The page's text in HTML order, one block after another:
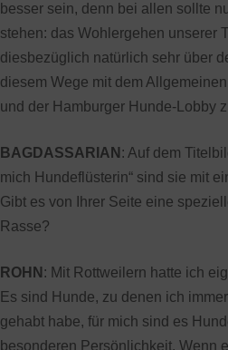
besser sein, denn bei allen sollte
stehen: das Wohlergehen unserer
diesbezüglich natürlich sehr über
diesem Wege mit dem
und der Hamburger Hunde-Lobby
BAGDASSARIAN : Auf dem
mich Hundeflüsterin“ sind sie mit
Gibt es von Ihrer Seite eine
Rasse?
ROHN : Mit Rottweilern hatte ich
Es sind Hunde, zu denen ich
gehabt habe, für mich sind es
besonderen Persönlichkeit. Wenn